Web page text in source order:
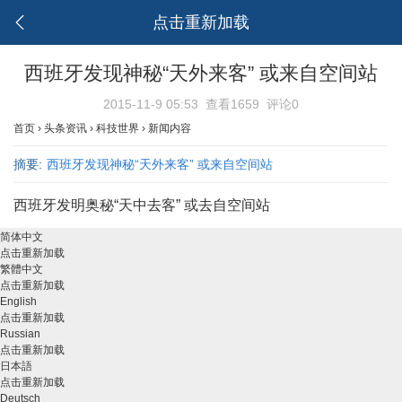
点击重新加载
西班牙发现神秘“天外来客” 或来自空间站
2015-11-9 05:53 查看1659 评论0
首页 › 头条资讯 › 科技世界 › 新闻内容
摘要: 西班牙发现神秘“天外来客” 或来自空间站
西班牙发明奥秘“天中去客” 或去自空间站
简体中文
点击重新加载
繁體中文
点击重新加载
English
点击重新加载
Russian
点击重新加载
日本語
点击重新加载
Deutsch